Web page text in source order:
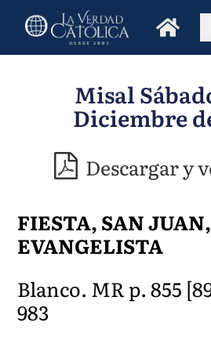
Misal
Diciembre
Descargar y
FIESTA, SAN
EVANGELISTA
Blanco. MR p. 855
983